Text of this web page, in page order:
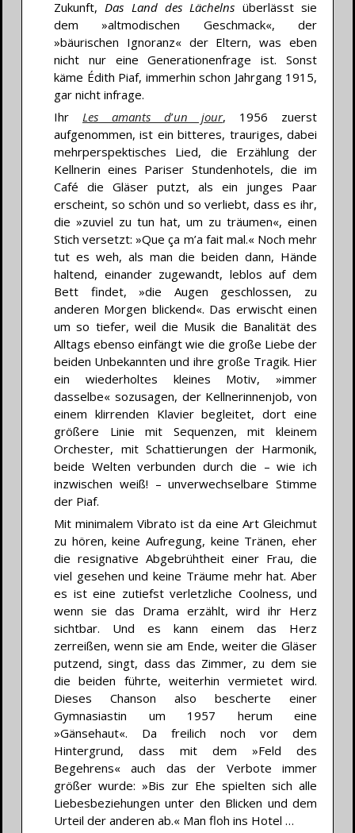
Zukunft, Das Land des Lächelns überlässt sie
dem »altmodischen Geschmack«, der
»bäurischen Ignoranz« der Eltern, was eben
nicht nur eine Generationenfrage ist. Sonst
käme Édith Piaf, immerhin schon Jahrgang 1915,
gar nicht infrage.
Ihr Les amants d’un jour, 1956 zuerst
aufgenommen, ist ein bitteres, trauriges, dabei
mehrperspektisches Lied, die Erzählung der
Kellnerin eines Pariser Stundenhotels, die im
Café die Gläser putzt, als ein junges Paar
erscheint, so schön und so verliebt, dass es ihr,
die »zuviel zu tun hat, um zu träumen«, einen
Stich versetzt: »Que ça m’a fait mal.« Noch mehr
tut es weh, als man die beiden dann, Hände
haltend, einander zugewandt, leblos auf dem
Bett findet, »die Augen geschlossen, zu
anderen Morgen blickend«. Das erwischt einen
um so tiefer, weil die Musik die Banalität des
Alltags ebenso einfängt wie die große Liebe der
beiden Unbekannten und ihre große Tragik. Hier
ein wiederholtes kleines Motiv, »immer
dasselbe« sozusagen, der Kellnerinnenjob, von
einem klirrenden Klavier begleitet, dort eine
größere Linie mit Sequenzen, mit kleinem
Orchester, mit Schattierungen der Harmonik,
beide Welten verbunden durch die – wie ich
inzwischen weiß! – unverwechselbare Stimme
der Piaf.
Mit minimalem Vibrato ist da eine Art Gleichmut
zu hören, keine Aufregung, keine Tränen, eher
die resignative Abgebrühtheit einer Frau, die
viel gesehen und keine Träume mehr hat. Aber
es ist eine zutiefst verletzliche Coolness, und
wenn sie das Drama erzählt, wird ihr Herz
sichtbar. Und es kann einem das Herz
zerreißen, wenn sie am Ende, weiter die Gläser
putzend, singt, dass das Zimmer, zu dem sie
die beiden führte, weiterhin vermietet wird.
Dieses Chanson also bescherte einer
Gymnasiastin um 1957 herum eine
»Gänsehaut«. Da freilich noch vor dem
Hintergrund, dass mit dem »Feld des
Begehrens« auch das der Verbote immer
größer wurde: »Bis zur Ehe spielten sich alle
Liebesbeziehungen unter den Blicken und dem
Urteil der anderen ab.« Man floh ins Hotel …